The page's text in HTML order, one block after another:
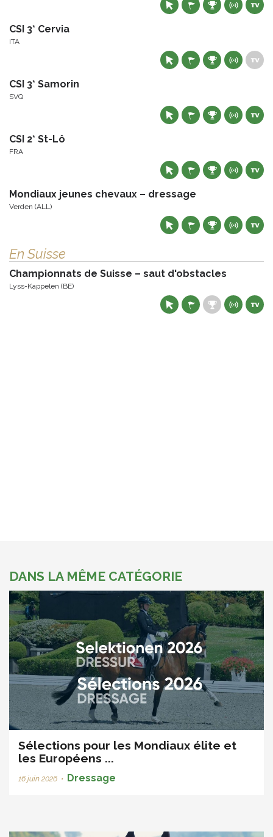
CSI 3* Cervia
ITA
CSI 3* Samorin
SVQ
CSI 2* St-Lô
FRA
Mondiaux jeunes chevaux – dressage
Verden (ALL)
En Suisse
Championnats de Suisse – saut d'obstacles
Lyss-Kappelen (BE)
DANS LA MÊME CATÉGORIE
Sélections pour les Mondiaux élite et
les Européens ...
16 juin 2026 • Dressage